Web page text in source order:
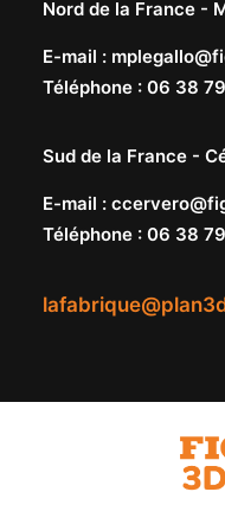
Nord de la France -
E-mail :
Téléphone : 06 38
Sud de la France -
E-mail :
Téléphone : 06 38